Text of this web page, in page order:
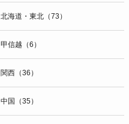
北海道・東北（73）
甲信越（6）
関西（36）
中国（35）